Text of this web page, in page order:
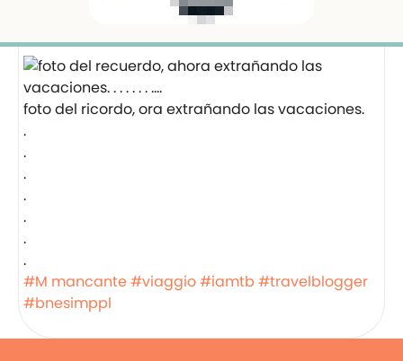
foto del ricordo, ora extrañando las vacaciones.
.
.
.
.
.
.
.
#M mancante#viaggio#iamtb #travelblogger
#bnesimppl